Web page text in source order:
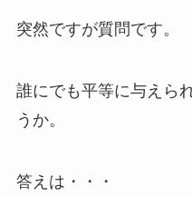
突然ですが質問です。
誰にでも平等に与えら
うか。
答えは・・・